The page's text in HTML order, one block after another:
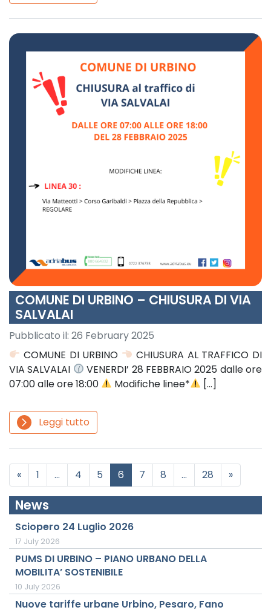
News
Sciopero 24 Luglio 2026
17 July 2026
PUMS DI URBINO – PIANO URBANO DELLA
MOBILITA’ SOSTENIBILE
10 July 2026
Nuove tariffe urbane Urbino, Pesaro, Fano
COMUNE DI URBINO – CHIUSURA DI VIA
SALVALAI
Pubblicato il: 26 February 2025
COMUNE DI URBINO
CHIUSURA AL TRAFFICO DI
VIA SALVALAI
VENERDI’ 28 FEBBRAIO 2025 dalle ore
07:00 alle ore 18:00
Modifiche linee* […]
arrow_forward_ios Leggi tutto
Posts navigation
« 1 … 4 5 6 7 8 … 28 »